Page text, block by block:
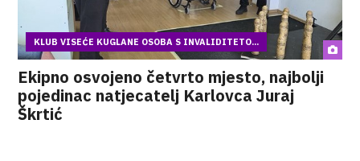
KLUB VISEĆE KUGLANE OSOBA S INVALIDITETO...
Ekipno osvojeno četvrto mjesto, najbolji
pojedinac natjecatelj Karlovca Juraj
Škrtić